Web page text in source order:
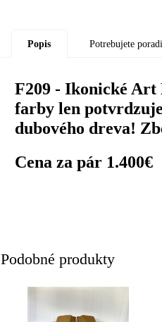
Popis Potrebujete
F209 - Ikonické
farby len
dubového dreva!
Cena za pár 1.400€
Podobné produkty